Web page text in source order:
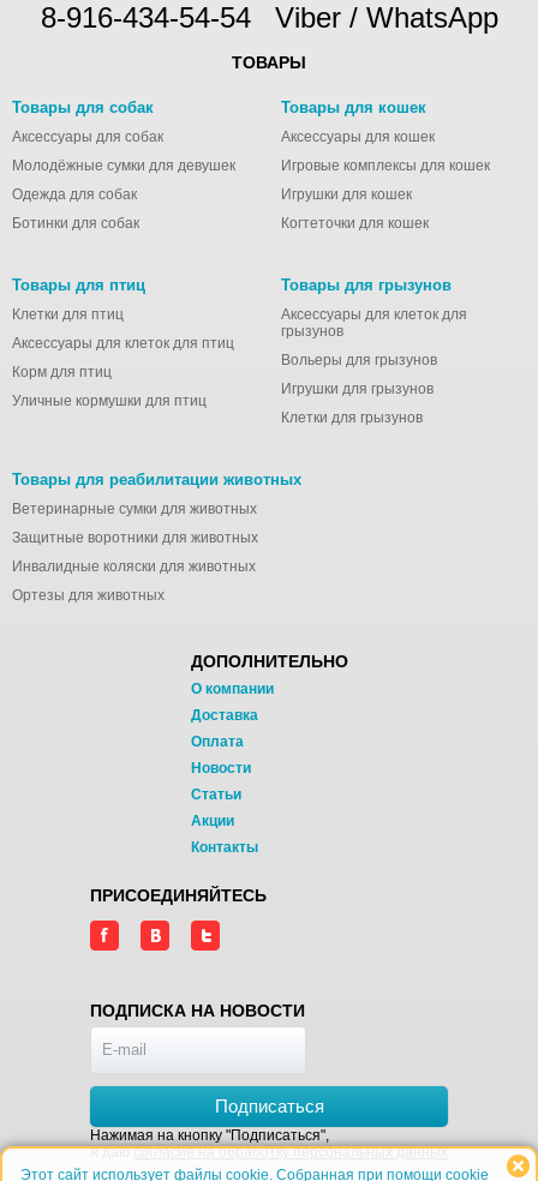
8-916-434-54-54 Viber / WhatsApp
ТОВАРЫ
Товары для собак
Аксессуары для собак
Молодёжные сумки для девушек
Одежда для собак
Ботинки для собак
Товары для кошек
Аксессуары для кошек
Игровые комплексы для кошек
Игрушки для кошек
Когтеточки для кошек
Товары для птиц
Клетки для птиц
Аксессуары для клеток для птиц
Корм для птиц
Уличные кормушки для птиц
Товары для грызунов
Аксессуары для клеток для
грызунов
Вольеры для грызунов
Игрушки для грызунов
Клетки для грызунов
Товары для реабилитации животных
Ветеринарные сумки для животных
Защитные воротники для животных
Инвалидные коляски для животных
Ортезы для животных
ДОПОЛНИТЕЛЬНО
О компании
Доставка
Оплата
Новости
Статьи
Акции
Контакты
ПРИСОЕДИНЯЙТЕСЬ
ПОДПИСКА НА НОВОСТИ
Подписаться
Нажимая на кнопку "Подписаться",
я даюсогласие на обработку персональных данных
Этот сайт использует файлы cookie. Собранная при помощи cookie